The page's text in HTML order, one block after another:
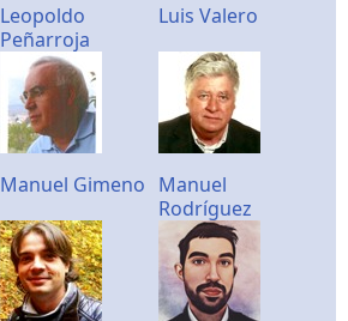
Leopoldo
Peñarroja
Luis Valero
Manuel Gimeno Manuel
Rodríguez